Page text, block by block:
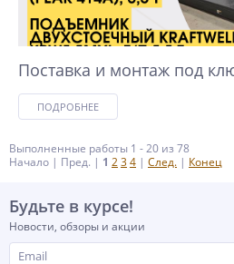
Поставка и монтаж под
ПОДРОБНЕЕ
Выполненные работы 1 - 20 из 78
Начало | Пред. | 1 234 | След. | Конец
Будьте в курсе!
Новости, обзоры и акции